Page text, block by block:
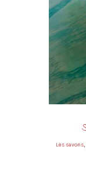
Les savons